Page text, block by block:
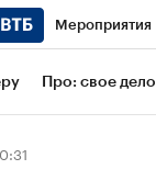
Мероприятия
Про: свое дело